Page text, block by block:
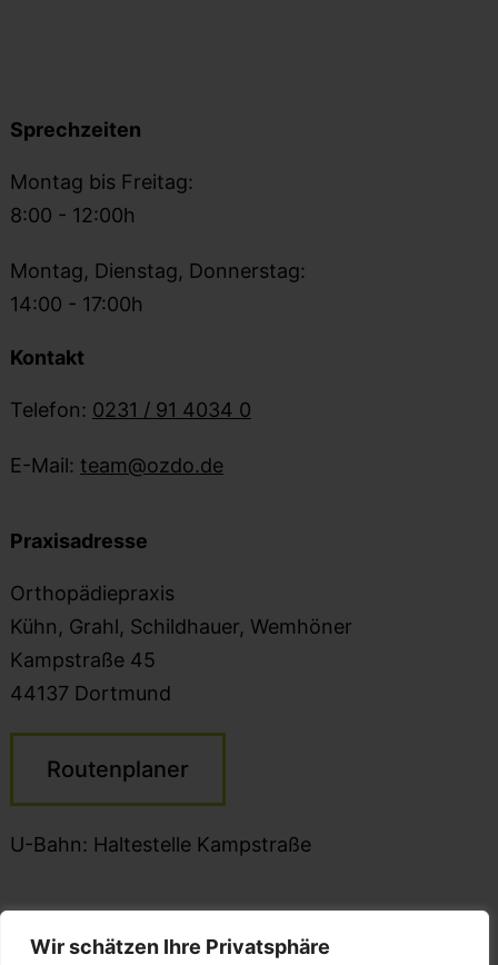
Wir schätzen Ihre Privatsphäre
Sprechzeiten
Montag bis Freitag:
8:00 - 12:00h
Montag, Dienstag, Donnerstag:
14:00 - 17:00h
Kontakt
Telefon: 0231 / 91 4034 0
E-Mail: team@ozdo.de
Praxisadresse
Orthopädiepraxis
Kühn, Grahl, Schildhauer, Wemhöner
Kampstraße 45
44137 Dortmund
Routenplaner
U-Bahn: Haltestelle Kampstraße